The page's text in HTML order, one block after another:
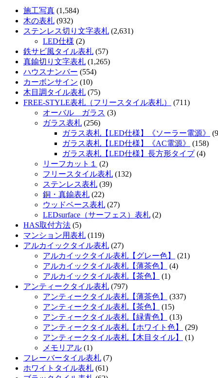
施工写真 (1,584)
木の表札 (932)
ステンレス切り文字表札 (2,631)
LED仕様 (2)
鉄サビ風タイル表札 (57)
真鍮切り文字表札 (1,265)
ハウスナンバー (554)
カーボンサイン (10)
木目調タイル表札 (75)
FREE-STYLE表札（フリースタイル表札）
(711)
オーバル ガラス (3)
ガラス表札 (256)
ガラス表札【LED仕様】《ソーラー電源》
ガラス表札【LED仕様】《AC電源》
(158)
ガラス表札【LED仕様】長方形タイプ(4)
リーフカット１
(2)
フリースタイル表札 (132)
ステンレス表札 (39)
銅・真鍮表札 (22)
ウッドベース表札 (27)
LEDsurface（サーフェス）表札 (2)
HAS取付方法 (5)
マンション用表札 (119)
アルカイックタイル表札 (27)
アルカイックタイル表札【グレー色】
(21)
アルカイックタイル表札【薄茶色】
(4)
アルカイックタイル表札【茶色】
(1)
アンティークタイル表札 (797)
アンティークタイル表札【薄茶色】
(337)
アンティークタイル表札【茶色】
(15)
アンティークタイル表札【緑青色】
(13)
アンティークタイル表札【ホワイト色】
(29)
アンティークタイル表札【木目タイル】
(1)
メモリアル (1)
フレーバータイル表札 (7)
ホワイトタイル表札 (61)